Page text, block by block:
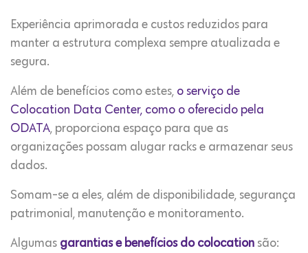
Experiência aprimorada e custos reduzidos para
manter a estrutura complexa sempre atualizada e
segura.
Além de benefícios como estes, o serviço de
Colocation Data Center, como o oferecido pela
ODATA, proporciona espaço para que as
organizações possam alugar racks e armazenar seus
dados.
Somam-se a eles, além de disponibilidade, segurança
patrimonial, manutenção e monitoramento.
Algumas garantias e benefícios do colocation são: